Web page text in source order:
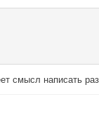
смысл написать